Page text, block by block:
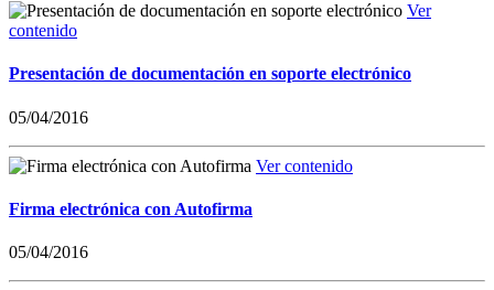
Ver
contenido
Presentación de documentación en soporte electrónico
05/04/2016
Ver contenido
Firma electrónica con Autofirma
05/04/2016